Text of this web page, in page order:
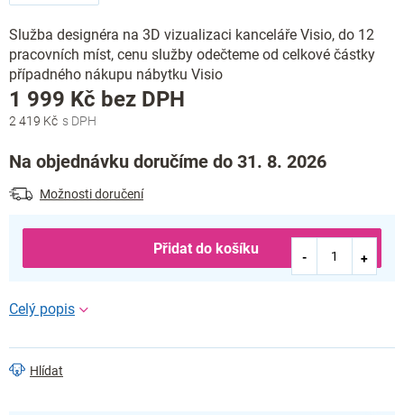
Služba designéra na 3D vizualizaci kanceláře Visio, do 12
pracovních míst, cenu služby odečteme od celkové částky
případného nákupu nábytku Visio
2 419 Kč
1 999 Kč bez DPH
Na objednávku doručíme do 31. 8. 2026
Možnosti doručení
Přidat do košíku
Hlídat